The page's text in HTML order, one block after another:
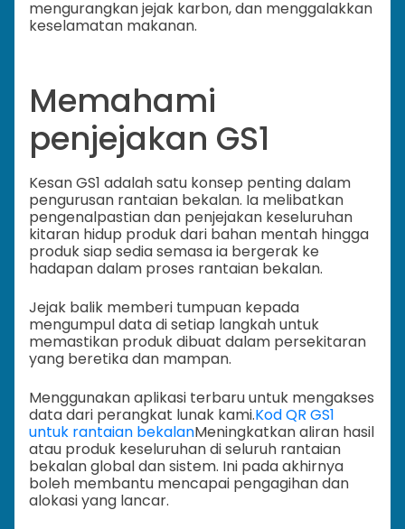
mengurangkan jejak karbon, dan menggalakkan
keselamatan makanan.
Memahami
penjejakan GS1
Kesan GS1 adalah satu konsep penting dalam
pengurusan rantaian bekalan. Ia melibatkan
pengenalpastian dan penjejakan keseluruhan
kitaran hidup produk dari bahan mentah hingga
produk siap sedia semasa ia bergerak ke
hadapan dalam proses rantaian bekalan.
Jejak balik memberi tumpuan kepada
mengumpul data di setiap langkah untuk
memastikan produk dibuat dalam persekitaran
yang beretika dan mampan.
Menggunakan aplikasi terbaru untuk mengakses
data dari perangkat lunak kami.Kod QR GS1
untuk rantaian bekalanMeningkatkan aliran hasil
atau produk keseluruhan di seluruh rantaian
bekalan global dan sistem. Ini pada akhirnya
boleh membantu mencapai pengagihan dan
alokasi yang lancar.